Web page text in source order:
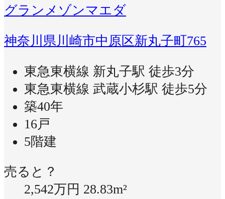
グランメゾンマエダ
神奈川県川崎市中原区新丸子町765
東急東横線 新丸子駅 徒歩3分
東急東横線 武蔵小杉駅 徒歩5分
築40年
16戸
5階建
売ると？
2,542万円 28.83m²